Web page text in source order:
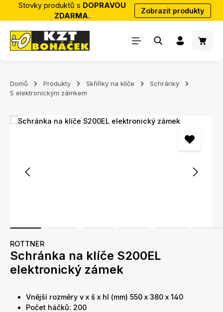
Přejít na hlavní obsah
Stovky produktů s DOPRAVOU
ZDARMA.
Zobrazit produkty
Domů Produkty Skříňky na klíče
Schránky
S elektronickým zámkem
Přeskočit galerii obrázků
ROTTNER
Schránka na klíče S200EL
elektronický zámek
Vnější rozměry v x š x hl (mm) 550 x 380 x 140
Počet háčků: 200